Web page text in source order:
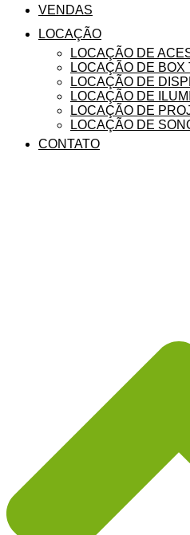
VENDAS
LOCAÇÃO
LOCAÇÃO DE
LOCAÇÃO DE BOX
LOCAÇÃO DE
LOCAÇÃO DE
LOCAÇÃO DE
LOCAÇÃO DE
CONTATO